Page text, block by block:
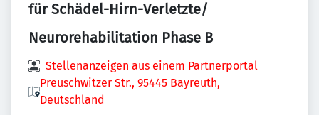
für Schädel-Hirn-Verletzte/
Neurorehabilitation Phase B
Stellenanzeigen aus einem Partnerportal
Preuschwitzer Str., 95445 Bayreuth,
Deutschland